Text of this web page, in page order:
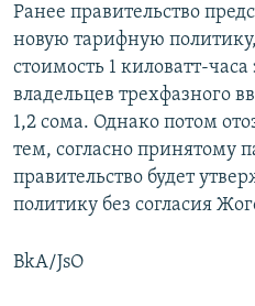
Ранее правительство
новую тарифную
стоимость 1 киловатт-
владельцев трехфазного
1,2 сома. Однако потом
тем, согласно принятому
правительство будет
политику без согласия
BkA/JsO